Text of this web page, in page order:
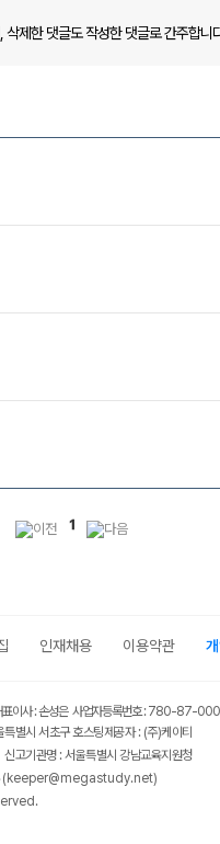
제한 댓글도 작성한 댓글로 간주합니
1
인재채용 이용약관
표이사 : 손성은 사업자등록번호 : 780-87-
별시 서초구 호스팅제공자 : (주)케이티
신고기관명 : 서울특별시 강남교육지원청
(keeper@megastudy.net)